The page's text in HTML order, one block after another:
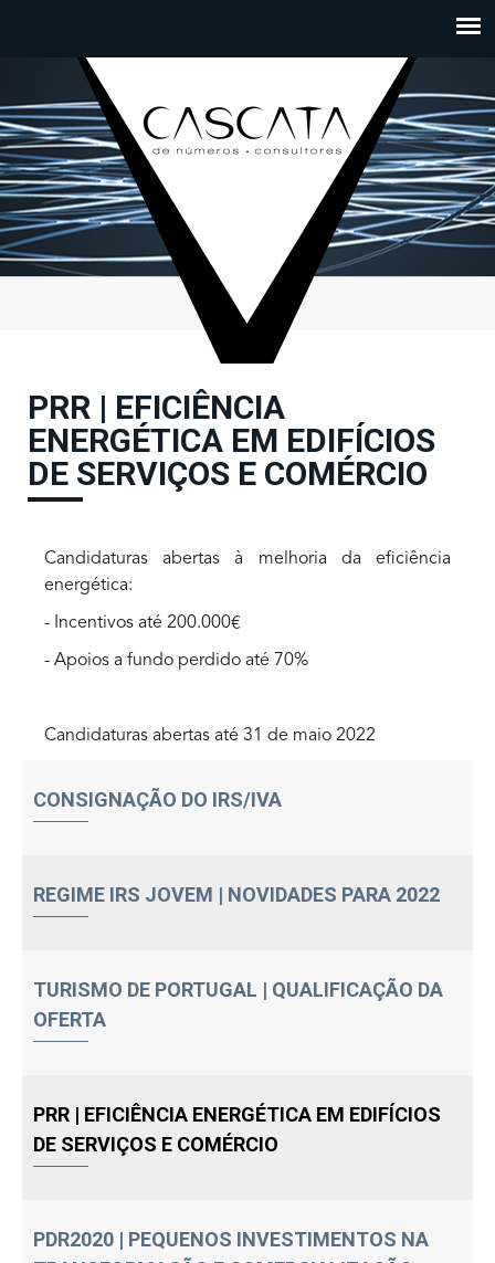
PRR | EFICIÊNCIA
ENERGÉTICA EM EDIFÍCIOS
DE SERVIÇOS E COMÉRCIO
Candidaturas abertas à melhoria da eficiência
energética:
- Incentivos até 200.000€
- Apoios a fundo perdido até 70%
Candidaturas abertas até 31 de maio 2022
CONSIGNAÇÃO DO IRS/IVA
REGIME IRS JOVEM | NOVIDADES PARA 2022
TURISMO DE PORTUGAL | QUALIFICAÇÃO DA
OFERTA
PRR | EFICIÊNCIA ENERGÉTICA EM EDIFÍCIOS
DE SERVIÇOS E COMÉRCIO
PDR2020 | PEQUENOS INVESTIMENTOS NA